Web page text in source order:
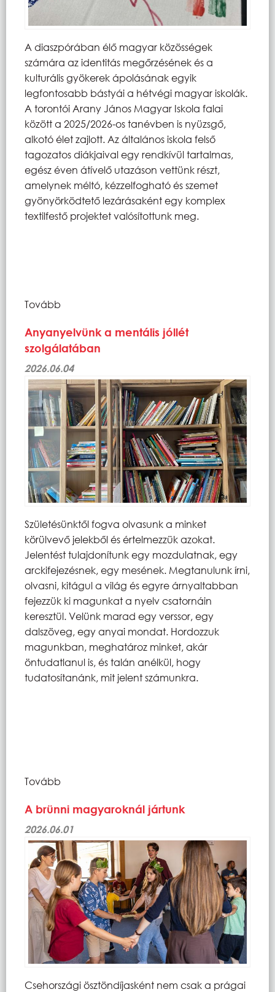
A diaszpórában élő magyar közösségek
számára az identitás megőrzésének és a
kulturális gyökerek ápolásának egyik
legfontosabb bástyái a hétvégi magyar iskolák.
A torontói Arany János Magyar Iskola falai
között a 2025/2026-os tanévben is nyüzsgő,
alkotó élet zajlott. Az általános iskola felső
tagozatos diákjaival egy rendkívül tartalmas,
egész éven átívelő utazáson vettünk részt,
amelynek méltó, kézzelfogható és szemet
gyönyörködtető lezárásaként egy komplex
textilfestő projektet valósítottunk meg.
Tovább
Anyanyelvünk a mentális jóllét
szolgálatában
2026.06.04
Születésünktől fogva olvasunk a minket
körülvevő jelekből és értelmezzük azokat.
Jelentést tulajdonítunk egy mozdulatnak, egy
arckifejezésnek, egy mesének. Megtanulunk írni,
olvasni, kitágul a világ és egyre árnyaltabban
fejezzük ki magunkat a nyelv csatornáin
keresztül. Velünk marad egy verssor, egy
dalszöveg, egy anyai mondat. Hordozzuk
magunkban, meghatároz minket, akár
öntudatlanul is, és talán anélkül, hogy
tudatosítanánk, mit jelent számunkra.
Tovább
A brünni magyaroknál jártunk
2026.06.01
Csehországi ösztöndíjasként nem csak a prágai